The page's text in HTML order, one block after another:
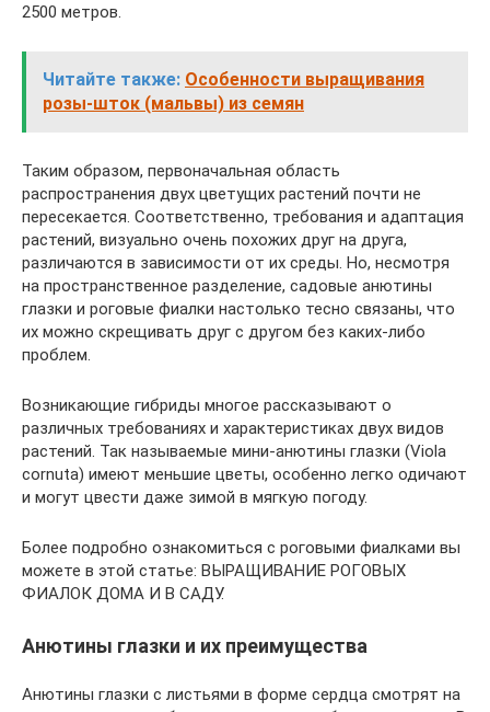
2500 метров.
Читайте также: Особенности выращивания
розы-шток (мальвы) из семян
Таким образом, первоначальная область
распространения двух цветущих растений почти не
пересекается. Соответственно, требования и адаптация
растений, визуально очень похожих друг на друга,
различаются в зависимости от их среды. Но, несмотря
на пространственное разделение, садовые анютины
глазки и роговые фиалки настолько тесно связаны, что
их можно скрещивать друг с другом без каких-либо
проблем.
Возникающие гибриды многое рассказывают о
различных требованиях и характеристиках двух видов
растений. Так называемые мини-анютины глазки (Viola
cornuta) имеют меньшие цветы, особенно легко одичают
и могут цвести даже зимой в мягкую погоду.
Более подробно ознакомиться с роговыми фиалками вы
можете в этой статье: ВЫРАЩИВАНИЕ РОГОВЫХ
ФИАЛОК ДОМА И В САДУ.
Анютины глазки и их преимущества
Анютины глазки с листьями в форме сердца смотрят на